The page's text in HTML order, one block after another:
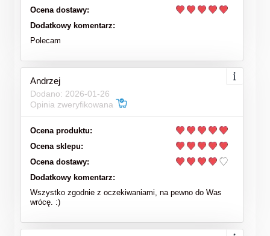
Ocena dostawy:
Dodatkowy komentarz:
Polecam
Andrzej
Dodano: 2026-01-26
Opinia zweryfikowana
Ocena produktu:
Ocena sklepu:
Ocena dostawy:
Dodatkowy komentarz:
Wszystko zgodnie z oczekiwaniami, na pewno do Was
wrócę. :)